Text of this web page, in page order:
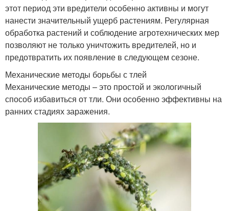
этот период эти вредители особенно активны и могут
нанести значительный ущерб растениям. Регулярная
обработка растений и соблюдение агротехнических мер
позволяют не только уничтожить вредителей, но и
предотвратить их появление в следующем сезоне.
Механические методы борьбы с тлей
Механические методы – это простой и экологичный
способ избавиться от тли. Они особенно эффективны на
ранних стадиях заражения.